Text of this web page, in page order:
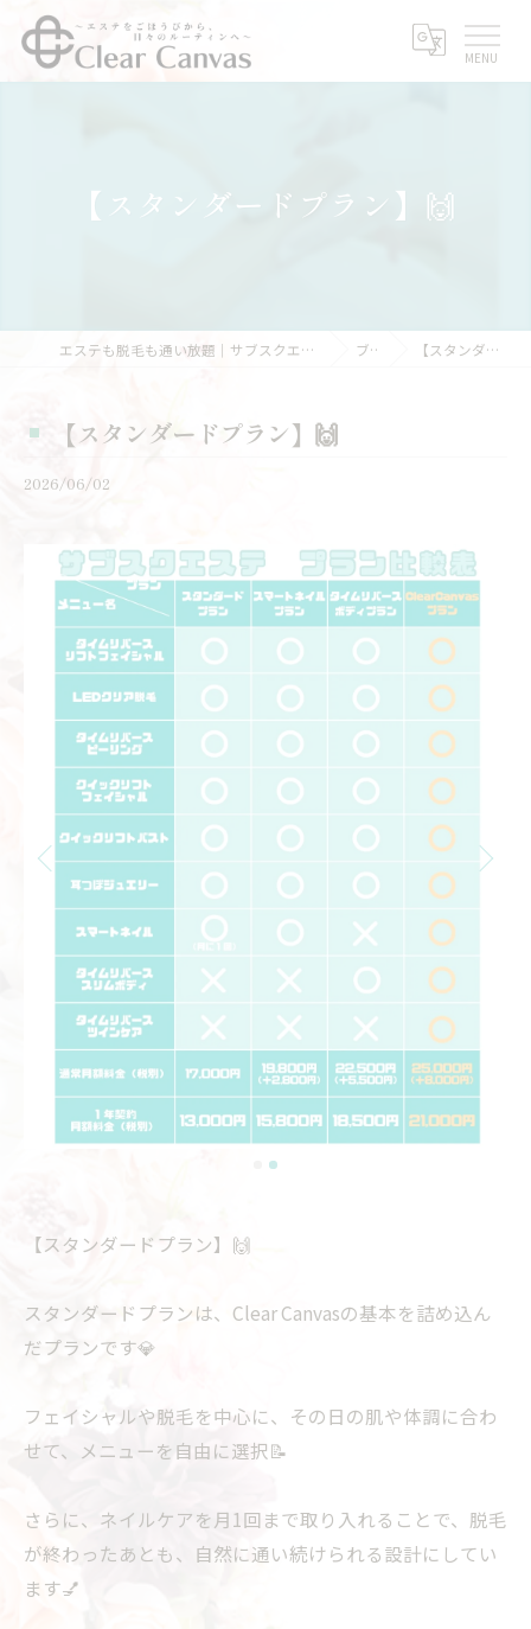
【スタンダードプラン】🙌
エステも脱毛も通い放題｜サブスクエステなら三重県亀山市のClear Canvas ブログ 【スタンダードプラン】🙌
【スタンダードプラン】🙌
2026/06/02
【スタンダードプラン】🙌
スタンダードプランは、Clear Canvasの基本を詰め込ん
だプランです💎
フェイシャルや脱毛を中心に、その日の肌や体調に合わ
せて、メニューを自由に選択📝
さらに、ネイルケアを月1回まで取り入れることで、脱毛
が終わったあとも、自然に通い続けられる設計にしてい
ます💅